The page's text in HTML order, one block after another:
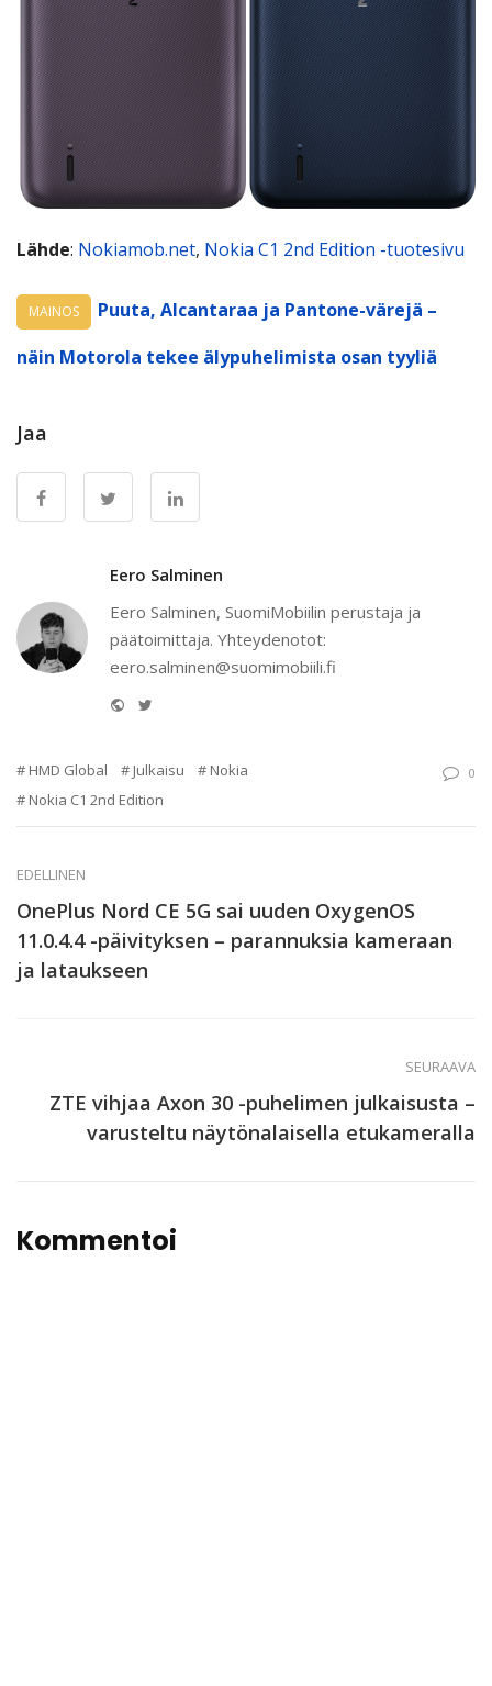
Lähde: Nokiamob.net, Nokia C1 2nd Edition -tuotesivu
MAINOS
Puuta, Alcantaraa ja Pantone-värejä –
näin Motorola tekee älypuhelimista osan tyyliä
Jaa
Eero Salminen
Eero Salminen, SuomiMobiilin perustaja ja
päätoimittaja. Yhteydenotot:
eero.salminen@suomimobiili.fi
Website
HMD Global Julkaisu
Nokia
Nokia C1 2nd Edition
0
EDELLINEN
OnePlus Nord CE 5G sai uuden OxygenOS
11.0.4.4 -päivityksen – parannuksia kameraan
ja lataukseen
SEURAAVA
ZTE vihjaa Axon 30 -puhelimen julkaisusta –
varusteltu näytönalaisella etukameralla
Kommentoi